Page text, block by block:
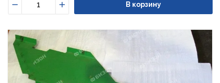
Увеличить
В корзину